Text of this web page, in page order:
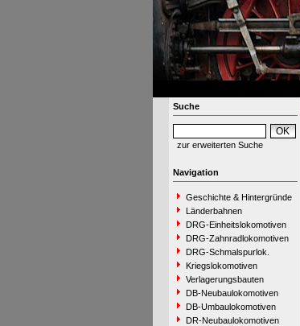
Suche
zur erweiterten Suche
Navigation
Geschichte & Hintergründe
Länderbahnen
DRG-Einheitslokomotiven
DRG-Zahnradlokomotiven
DRG-Schmalspurlok.
Kriegslokomotiven
Verlagerungsbauten
DB-Neubaulokomotiven
DB-Umbaulokomotiven
DR-Neubaulokomotiven